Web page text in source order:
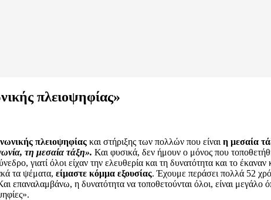
πλειοψηφίας»
πλειοψηφίας και στήριξης των πολλών που είναι η μεσαία
τη μεσαία τάξη». Και φυσικά, δεν ήμουν ο μόνος που
γιατί όλοι είχαν την ελευθερία και τη δυνατότητα και το
τα ψέματα, είμαστε κόμμα εξουσίας. Έχουμε περάσει πολλά 52
επαναλαμβάνω, η δυνατότητα να τοποθετούνται όλοι, είναι